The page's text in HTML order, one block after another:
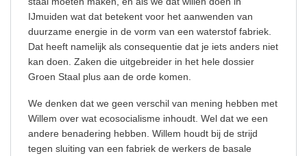
IJmuiden wat dat betekent voor het aanwenden van
duurzame energie in de vorm van een waterstof fabriek.
Dat heeft namelijk als consequentie dat je iets anders niet
kan doen. Zaken die uitgebreider in het hele dossier
Groen Staal plus aan de orde komen.
We denken dat we geen verschil van mening hebben met
Willem over wat ecosocialisme inhoudt. Wel dat we een
andere benadering hebben. Willem houdt bij de strijd
tegen sluiting van een fabriek de werkers de basale